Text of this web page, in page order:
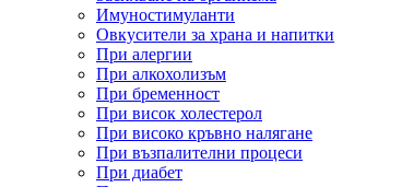
Имуностимуланти
Овкусители за храна и напитки
При алергии
При алкохолизъм
При бременност
При висок холестерол
При високо кръвно налягане
При възпалителни процеси
При диабет